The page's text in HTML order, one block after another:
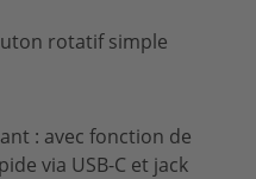
rotatif simple
: avec fonction de
via USB-C et jack